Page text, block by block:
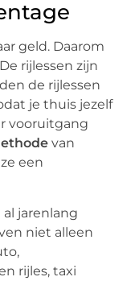
geld. Daarom
rijlessen zijn
de rijlessen
je thuis jezelf
vooruitgang
van
een
al jarenlang
niet alleen
rijles, taxi